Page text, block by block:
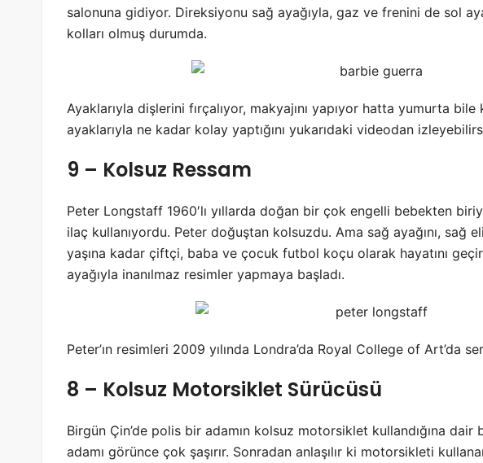
salonuna gidiyor. Direksiyonu sağ ayağıyla, gaz ve frenini de sol
kolları olmuş durumda.
Ayaklarıyla dişlerini fırçalıyor, makyajını yapıyor hatta yumurta bile
ayaklarıyla ne kadar kolay yaptığını yukarıdaki videodan
9 – Kolsuz Ressam
Peter Longstaff 1960′lı yıllarda doğan bir çok engelli bebekten
ilaç kullanıyordu. Peter doğuştan kolsuzdu. Ama sağ ayağını, sağ
yaşına kadar çiftçi, baba ve çocuk futbol koçu olarak hayatını
ayağıyla inanılmaz resimler yapmaya başladı.
Peter’ın resimleri 2009 yılında Londra’da Royal College of Art’da
8 – Kolsuz Motorsiklet Sürücüsü
Birgün Çin’de polis bir adamın kolsuz motorsiklet kullandığına dair
adamı görünce çok şaşırır. Sonradan anlaşılır ki motorsikleti